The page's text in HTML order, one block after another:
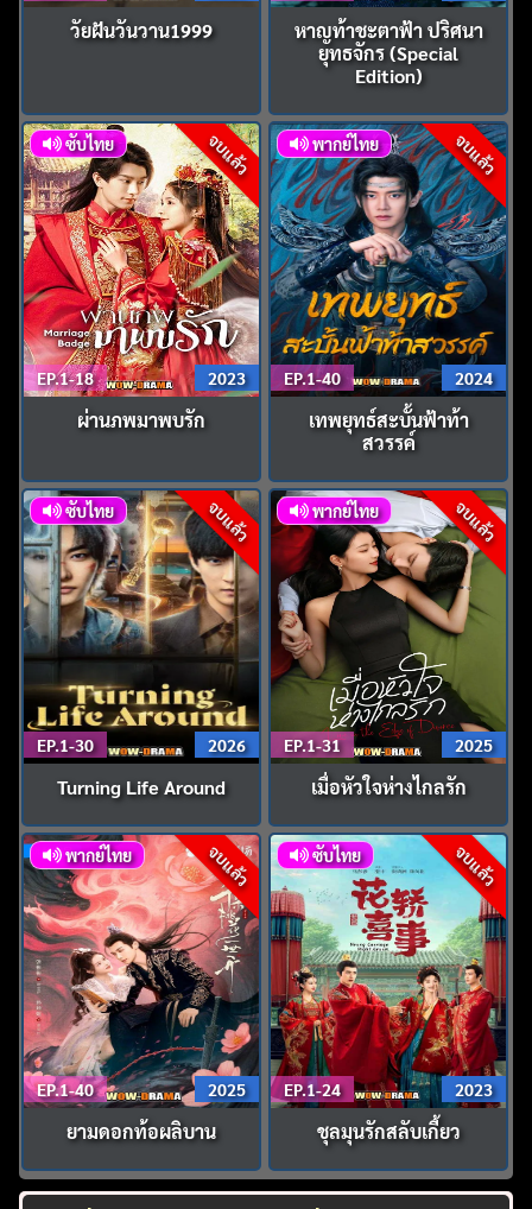
วัยฝันวันวาน1999
หาญท้าชะตาฟ้า ปริศนา
ยุทธจักร (Special
Edition)
จบแล้ว
ซับไทย
EP.1-18 2023
ผ่านภพมาพบรัก
จบแล้ว
พากย์ไทย
EP.1-40 2024
เทพยุทธ์สะบั้นฟ้าท้า
สวรรค์
จบแล้ว
ซับไทย
EP.1-30 2026
Turning Life Around
จบแล้ว
พากย์ไทย
EP.1-31 2025
เมื่อหัวใจห่างไกลรัก
จบแล้ว
พากย์ไทย
EP.1-40 2025
ยามดอกท้อผลิบาน
จบแล้ว
ซับไทย
EP.1-24 2023
ชุลมุนรักสลับเกี้ยว